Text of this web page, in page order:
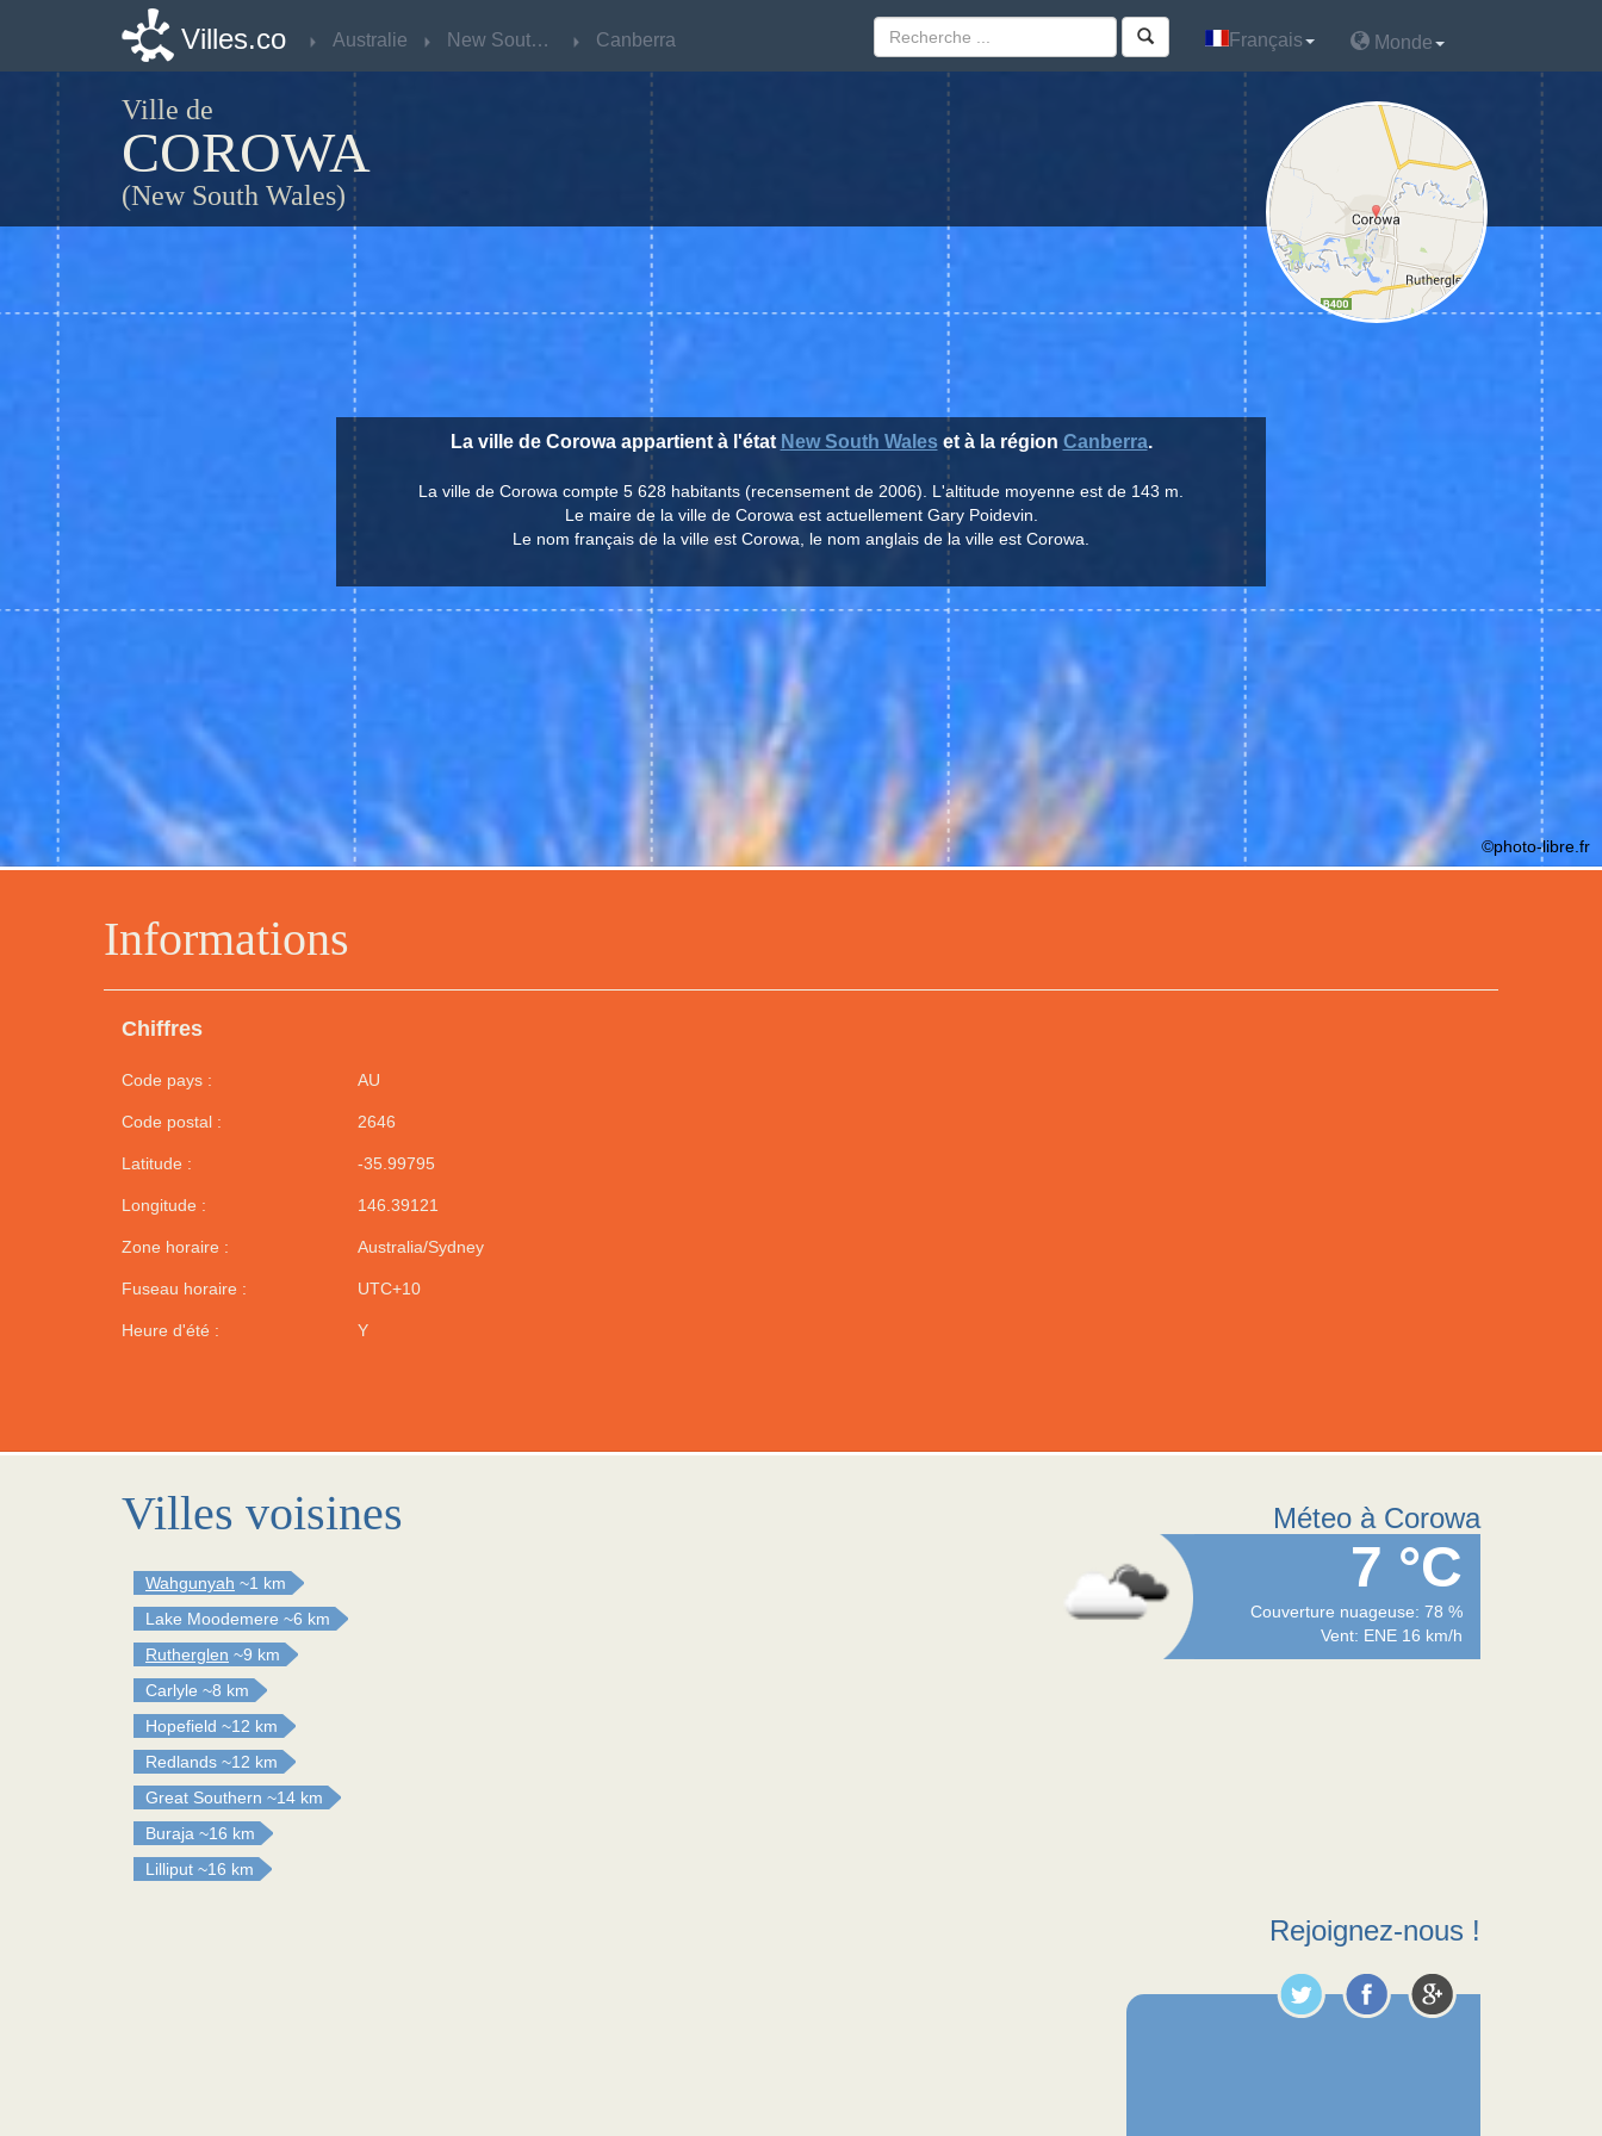
Villes.co Australie New South Wales Canberra Français Monde
Ville de
COROWA
(New South Wales)
Informations
Chiffres
Code pays : AU
Code postal : 2646
Latitude : -35.99795
Longitude : 146.39121
Zone horaire : Australia/Sydney
Fuseau horaire : UTC+10
Heure d'été : Y
La ville de Corowa appartient à l'état New South Wales et à la région Canberra.
La ville de Corowa compte 5 628 habitants (recensement de 2006). L'altitude moyenne est de 143 m.
Le maire de la ville de Corowa est actuellement Gary Poidevin.
Le nom français de la ville est Corowa, le nom anglais de la ville est Corowa.
©photo-libre.fr
Villes voisines
Wahgunyah ~1 km
Lake Moodemere ~6 km
Rutherglen ~9 km
Carlyle ~8 km
Hopefield ~12 km
Redlands ~12 km
Great Southern ~14 km
Buraja ~16 km
Lilliput ~16 km
Méteo à Corowa
7 °C
Couverture nuageuse: 78 %
Vent: ENE 16 km/h
Rejoignez-nous !
Villes.co Australie New South Wales Canberra Français Monde